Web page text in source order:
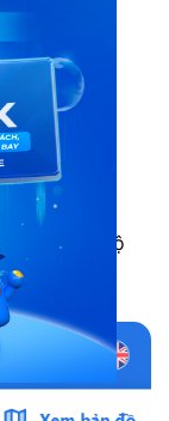
thị ngay
chất
xe
thể chọn bộ